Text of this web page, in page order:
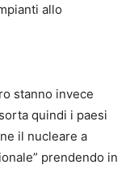
allo
stanno invece
quindi i paesi
il nucleare a
prendendo in